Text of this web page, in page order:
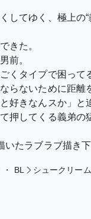
してゆく、極上の“
きた。
前。
くタイプで困って
らないために距離
好きなんスか」
押してくる義弟
いたラブラブ描き
・ BL シュークリーム